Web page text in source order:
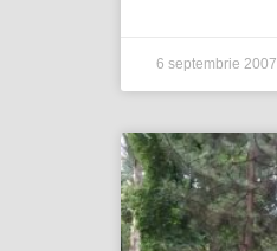
6 septembrie 2007